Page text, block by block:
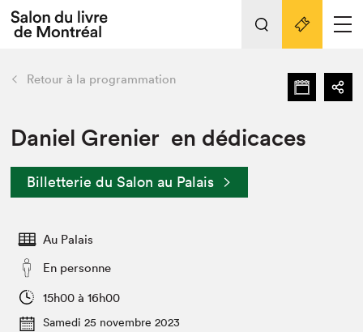
Espace exposant⋅e⋅s
L'événement
Préparer sa visite au Salon
Actualités
SLM PRO
retour Nos activités
Préparer sa visite
Salon dans la ville et en ligne
Projets partenaires
Liens pratiques
Retour à la programmation
Daniel Grenier en dédicaces
Billetterie du Salon au Palais
Au Palais
En personne
15h00 à 16h00
Samedi 25 novembre 2023